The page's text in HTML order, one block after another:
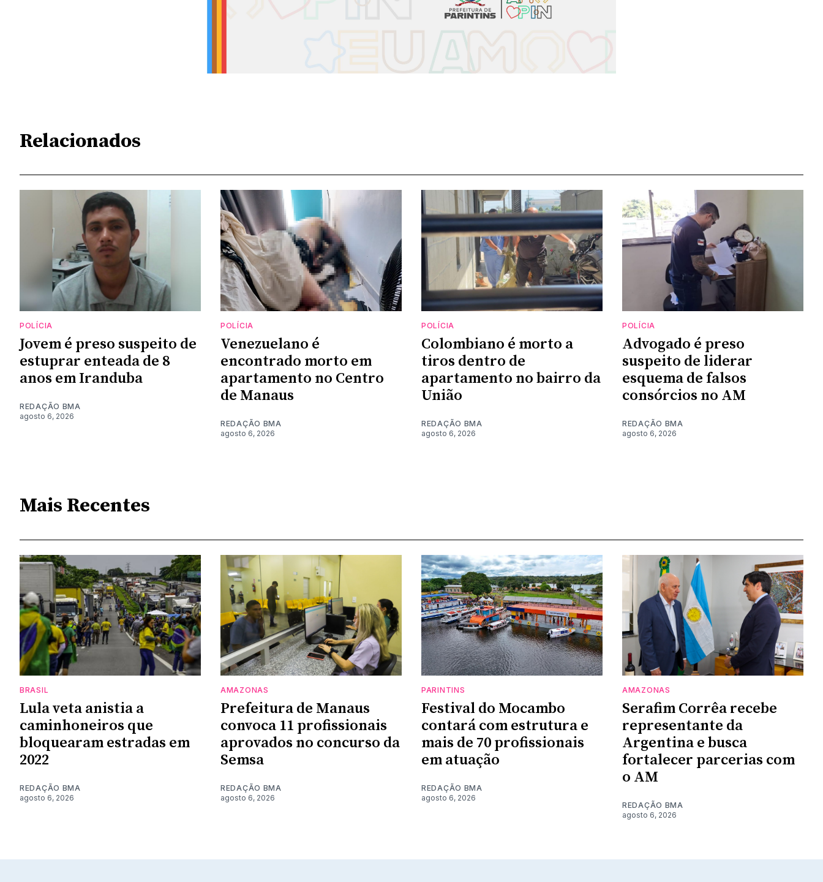
Relacionados
POLÍCIA
Jovem é preso suspeito de
estuprar enteada de 8
anos em Iranduba
REDAÇÃO BMA
agosto 6, 2026
POLÍCIA
Venezuelano é
encontrado morto em
apartamento no Centro
de Manaus
REDAÇÃO BMA
agosto 6, 2026
POLÍCIA
Colombiano é morto a
tiros dentro de
apartamento no bairro da
União
REDAÇÃO BMA
agosto 6, 2026
POLÍCIA
Advogado é preso
suspeito de liderar
esquema de falsos
consórcios no AM
REDAÇÃO BMA
agosto 6, 2026
Mais Recentes
BRASIL
Lula veta anistia a
caminhoneiros que
bloquearam estradas em
2022
REDAÇÃO BMA
agosto 6, 2026
AMAZONAS
Prefeitura de Manaus
convoca 11 profissionais
aprovados no concurso da
Semsa
REDAÇÃO BMA
agosto 6, 2026
PARINTINS
Festival do Mocambo
contará com estrutura e
mais de 70 profissionais
em atuação
REDAÇÃO BMA
agosto 6, 2026
AMAZONAS
Serafim Corrêa recebe
representante da
Argentina e busca
fortalecer parcerias com
o AM
REDAÇÃO BMA
agosto 6, 2026